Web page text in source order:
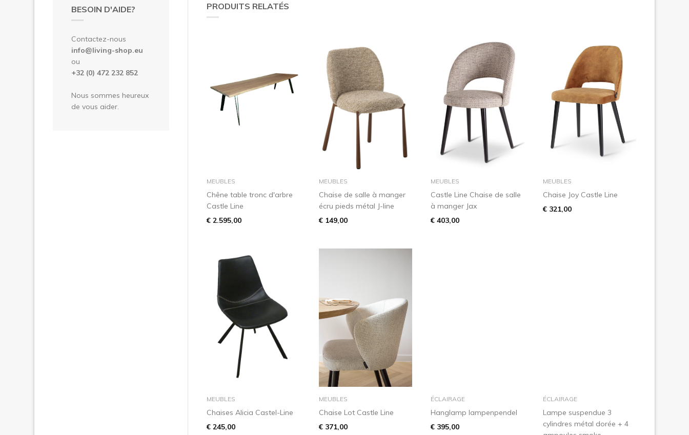
BESOIN D'AIDE?
Contactez-nous
info@living-shop.eu
ou
+32 (0) 472 232 852
Nous sommes heureux
de vous aider.
PRODUITS RELATÉS
dans le panier
MEUBLES
Chêne table tronc d'arbre
Castle Line
€ 2.595,00
dans le panier
MEUBLES
Chaise de salle à manger
écru pieds métal J-line
€ 149,00
dans le panier
MEUBLES
Castle Line Chaise de salle
à manger Jax
€ 403,00
dans le panier
MEUBLES
Chaise Joy Castle Line
€ 321,00
dans le panier
MEUBLES
Chaises Alicia Castel-Line
€ 245,00
dans le panier
MEUBLES
Chaise Lot Castle Line
€ 371,00
dans le panier
ÉCLAIRAGE
Hanglamp lampenpendel
€ 395,00
dans le panier
ÉCLAIRAGE
Lampe suspendue 3
cylindres métal dorée + 4